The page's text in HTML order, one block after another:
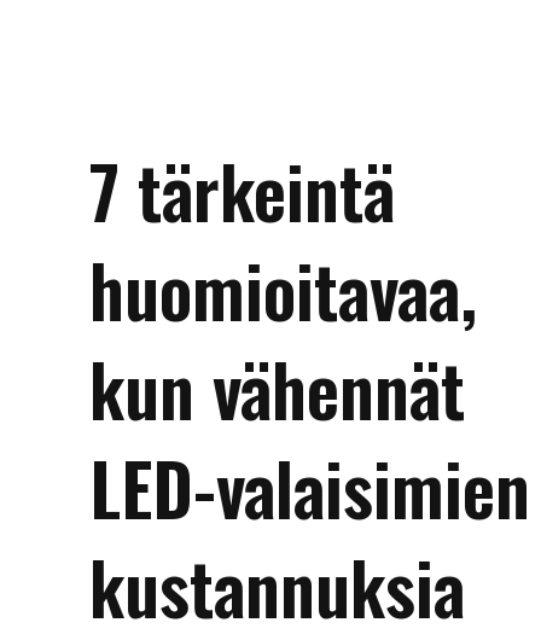
7 tärkeintä
huomioitavaa,
kun vähennät
LED-valaisimien
kustannuksia